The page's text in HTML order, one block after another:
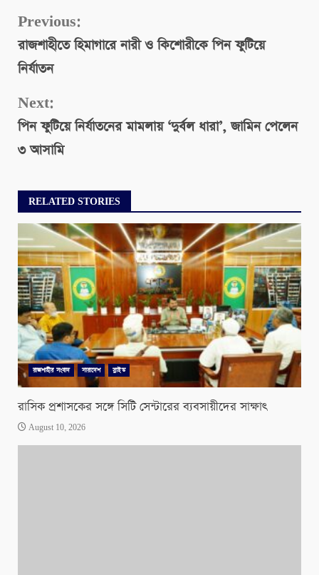
Continue
Reading
Previous:
রাজশাহীতে হিমাগারে নারী ও কিশোরীকে পিন ফুটিয়ে
নির্যাতন
Next:
পিন ফুটিয়ে নির্যাতনের মামলায় ‘দুর্বল ধারা’, জামিন পেলেন
৩ আসামি
RELATED STORIES
রাজশাহীর সংবাদ সারাদেশ স্লাইড
রাসিক প্রশাসকের সঙ্গে সিটি সেন্টারের ব্যবসায়ীদের সাক্ষাৎ
August 10, 2026